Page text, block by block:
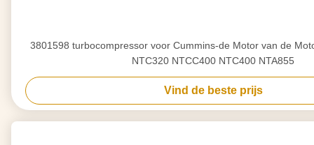
3801598 turbocompressor voor Cummins-de Motor van de
NTC320 NTCC400 NTC400 NTA855
Vind de beste prijs